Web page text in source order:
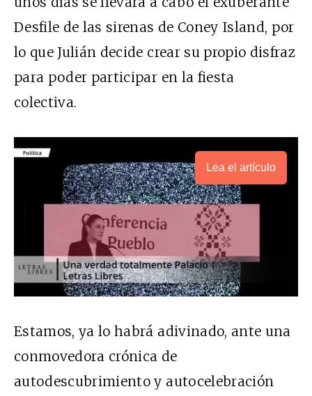
Desfile de las sirenas de Coney Island, por
lo que Julián decide crear su propio disfraz
para poder participar en la fiesta
colectiva.
Lea el artículo
Estamos, ya lo habrá adivinado, ante una
conmovedora crónica de
autodescubrimiento y autocelebración